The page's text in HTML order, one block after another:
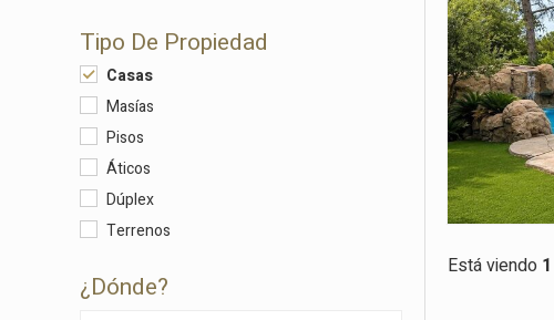
Tipo De Propiedad
Casas
Masías
Pisos
Áticos
Dúplex
Terrenos
¿dónde?
Está viendo 1
Modificar
Técnicas y
Este sitio web
instalación de
pudiendo, si